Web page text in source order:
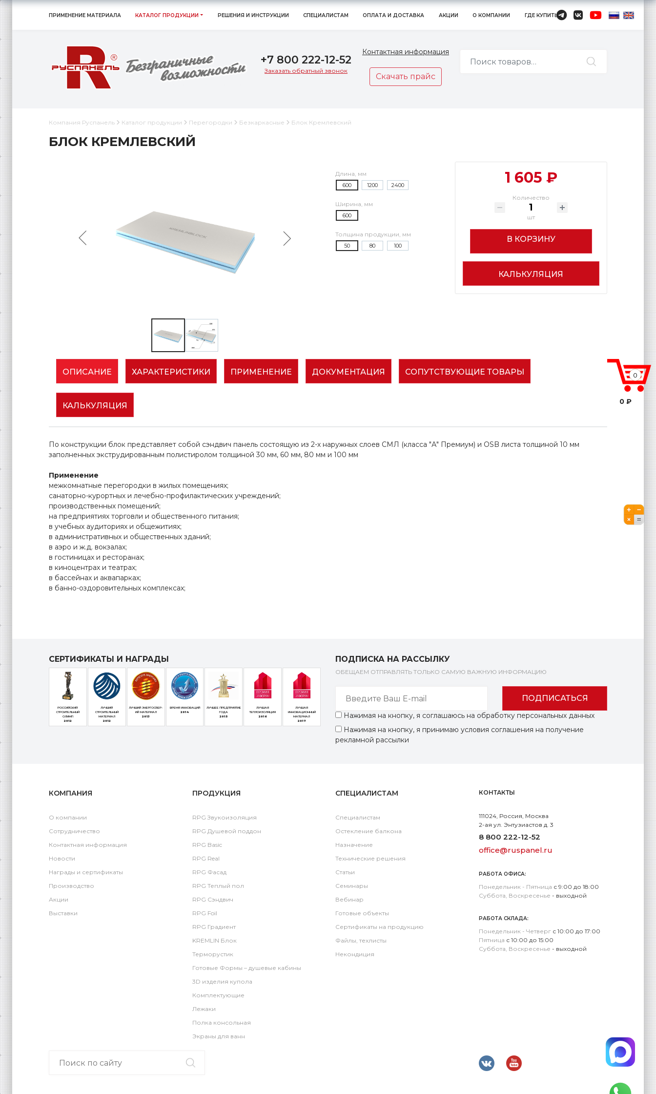
ПРИМЕНЕНИЕ МАТЕРИАЛА КАТАЛОГ ПРОДУКЦИИ РЕШЕНИЯ И ИНСТРУКЦИИ СПЕЦИАЛИСТАМ ОПЛАТА И ДОСТАВКА АКЦИИ О КОМПАНИИ ГДЕ КУПИТЬ
+7 800 222-12-52
Заказать обратный звонок
Контактная информация
Скачать прайс
Компания Руспанель Каталог продукции Перегородки Безкаркасные Блок Кремлевский
БЛОК КРЕМЛЕВСКИЙ
Длина, мм
600 1200 2400
Ширина, мм
600
Толщина продукции, мм
50 80 100
1 605 ₽
Количество
шт
В КОРЗИНУ
КАЛЬКУЛЯЦИЯ
ОПИСАНИЕ ХАРАКТЕРИСТИКИ ПРИМЕНЕНИЕ ДОКУМЕНТАЦИЯ СОПУТСТВУЮЩИЕ ТОВАРЫ
КАЛЬКУЛЯЦИЯ
По конструкции блок представляет собой сэндвич панель состоящую из 2-х наружных слоев СМЛ (класса "А" Премиум) и OSB листа толщиной 10 мм
заполненных экструдированным полистиролом толщиной 30 мм, 60 мм, 80 мм и 100 мм
Применение
межкомнатные перегородки в жилых помещениях;
санаторно-курортных и лечебно-профилактических учреждений;
производственных помещений;
на предприятиях торговли и общественного питания;
в учебных аудиториях и общежитиях;
в административных и общественных зданий;
в аэро и ж.д. вокзалах;
в гостиницах и ресторанах;
в киноцентрах и театрах;
в бассейнах и аквапарках;
в банно-оздоровительных комплексах;
СЕРТИФИКАТЫ И НАГРАДЫ
РОССИЙСКИЙ
СТРОИТЕЛЬНЫЙ
ОЛИМП
2012
ЛУЧШИЙ
СТРОИТЕЛЬНЫЙ
МАТЕРИАЛ
2012
ЛУЧШИЙ ЭНЕРГОСБЕР-
ИЙ МАТЕРИАЛ
2013
ВРЕМЯ ИННОВАЦИЙ
2014
ЛУЧШЕЕ ПРЕДПРИЯТИЕ
ГОДА
2015
ЛУЧШАЯ
ТЕПЛОИЗОЛЯЦИЯ
2016
ЛУЧШАЯ
ИННОВАЦИОННЫЙ
МАТЕРИАЛ
2017
ПОДПИСКА НА РАССЫЛКУ
ОБЕЩАЕМ ОТПРАВЛЯТЬ ТОЛЬКО САМУЮ ВАЖНУЮ ИНФОРМАЦИЮ
ПОДПИСАТЬСЯ
Нажимая на кнопку, я соглашаюсь на обработку персональных данных
Нажимая на кнопку, я принимаю условия соглашения на получение
рекламной рассылки
КОМПАНИЯ
О компании
Сотрудничество
Контактная информация
Новости
Награды и сертификаты
Производство
Акции
Выставки
ПРОДУКЦИЯ
RPG Звукоизоляция
RPG Душевой поддон
RPG Basic
RPG Real
RPG Фасад
RPG Теплый пол
RPG Сэндвич
RPG Foil
RPG Градиент
KREMLIN Блок
Терморустик
Готовые Формы – душевые кабины
3D изделия купола
Комплектующие
Лежаки
Полка консольная
Экраны для ванн
СПЕЦИАЛИСТАМ
Специалистам
Остекление балкона
Назначение
Технические решения
Статьи
Семинары
Вебинар
Готовые объекты
Сертификаты на продукцию
Файлы, техлисты
Некондиция
КОНТАКТЫ
111024, Россия, Москва
2-ая ул. Энтузиастов д. 3
8 800 222-12-52
office@ruspanel.ru
РАБОТА ОФИСА:
Понедельник - Пятница с 9:00 до 18:00
Суббота, Воскресенье - выходной
РАБОТА СКЛАДА:
Понедельник - Четвергс 10:00 до 17:00
Пятница с 10:00 до 15:00
Суббота, Воскресенье - выходной
0
0 ₽